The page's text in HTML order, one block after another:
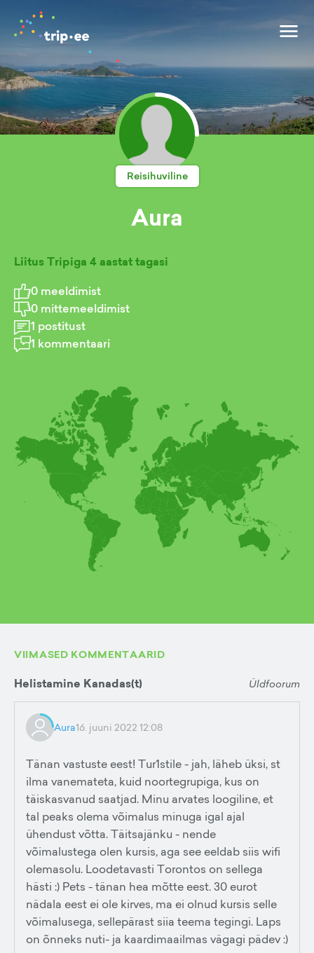
Reisihuviline
Aura
Liitus Tripiga 4 aastat tagasi
0 meeldimist
0 mittemeeldimist
1 postitust
1 kommentaari
VIIMASED KOMMENTAARID
Helistamine Kanadas(t) Üldfoorum
Aura16. juuni 2022 12:08
Tänan vastuste eest! Tur1stile - jah, läheb üksi, st
ilma vanemateta, kuid noortegrupiga, kus on
täiskasvanud saatjad. Minu arvates loogiline, et
tal peaks olema võimalus minuga igal ajal
ühendust võtta. Täitsajänku - nende
võimalustega olen kursis, aga see eeldab siis wifi
olemasolu. Loodetavasti Torontos on sellega
hästi :) Pets - tänan hea mõtte eest. 30 eurot
nädala eest ei ole kirves, ma ei olnud kursis selle
võimalusega, sellepärast siia teema tegingi. Laps
on õnneks nuti- ja kaardimaailmas vägagi pädev :)